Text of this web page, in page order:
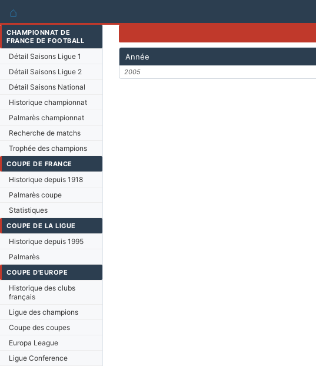
⌂
CHAMPIONNAT DE
FRANCE DE FOOTBALL
Détail Saisons Ligue 1
Détail Saisons Ligue 2
Détail Saisons National
Historique championnat
Palmarès championnat
Recherche de matchs
Trophée des champions
COUPE DE FRANCE
Historique depuis 1918
Palmarès coupe
Statistiques
COUPE DE LA LIGUE
Historique depuis 1995
Palmarès
COUPE D'EUROPE
Historique des clubs
français
Ligue des champions
Coupe des coupes
Europa League
Ligue Conference
Année
2005